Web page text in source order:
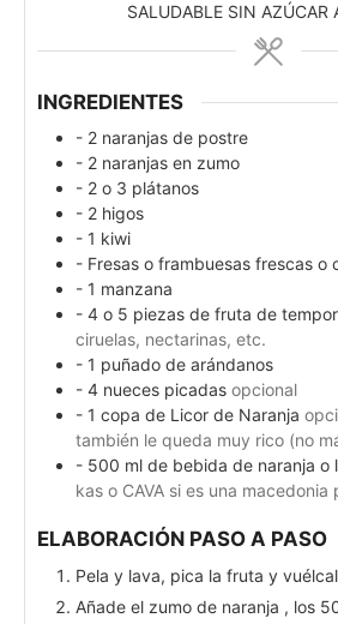
SALUDABLE SIN AZÚCAR
INGREDIENTES
- 2 naranjas de postre
- 2 naranjas en zumo
- 2 o 3 plátanos
- 2 higos
- 1 kiwi
- Fresas o frambuesas frescas o
- 1 manzana
- 4 o 5 piezas de fruta de
ciruelas, nectarinas, etc.
- 1 puñado de arándanos
- 4 nueces picadas opcional
- 1 copa de Licor de Naranja
también le queda muy rico (no
- 500 ml de bebida de naranja o
kas o CAVA si es una macedonia
ELABORACIÓN PASO A PASO
Pela y lava, pica la fruta y
Añade el zumo de naranja , los